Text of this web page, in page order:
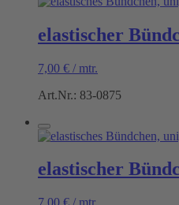
elastischer
7,00 € / mtr.
Art.Nr.: 83-0875
elastischer